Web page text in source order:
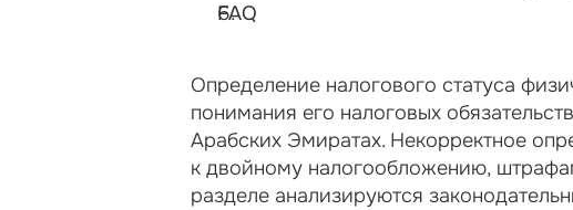
FAQ
Определение налогового статуса
понимания его налоговых
Арабских Эмиратах. Некорректное
к двойному налогообложению,
разделе анализируются